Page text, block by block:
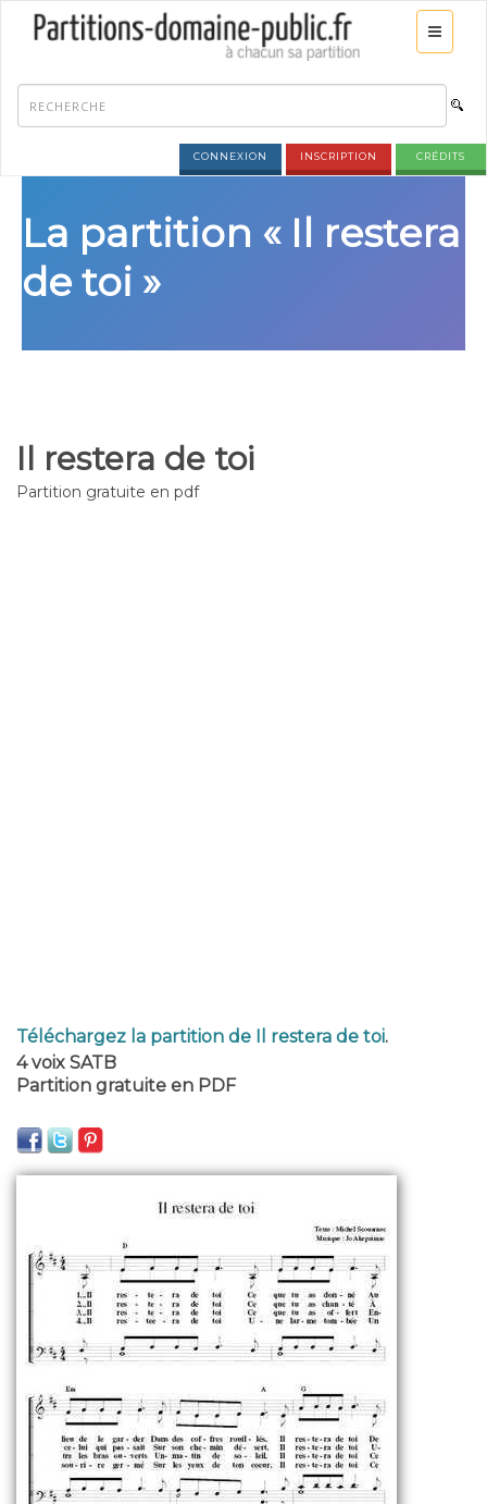
CONNEXION INSCRIPTION CRÉDITS
La partition « Il restera
de toi »
Il restera de toi
Partition gratuite en pdf
Téléchargez la partition de Il restera de toi.
4 voix SATB
Partition gratuite en PDF